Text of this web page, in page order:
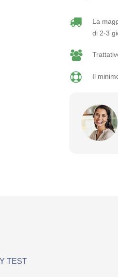
La
di 2-3
Il
TEST